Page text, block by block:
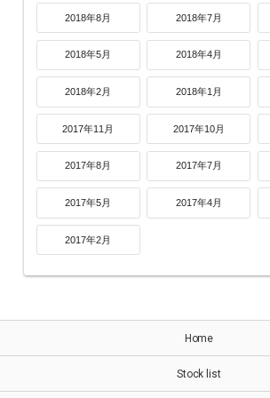
2018年8月 2018年7月
2018年5月 2018年4月
2018年2月 2018年1月
2017年11月 2017年10月
2017年8月 2017年7月
2017年5月 2017年4月
2017年2月
Home
Stock list